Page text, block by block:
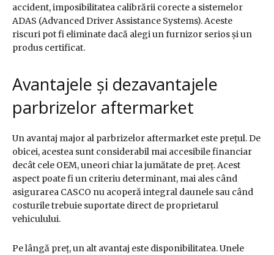
accident, imposibilitatea calibrării corecte a sistemelor
ADAS (Advanced Driver Assistance Systems). Aceste
riscuri pot fi eliminate dacă alegi un furnizor serios și un
produs certificat.
Avantajele și dezavantajele
parbrizelor aftermarket
Un avantaj major al parbrizelor aftermarket este prețul. De
obicei, acestea sunt considerabil mai accesibile financiar
decât cele OEM, uneori chiar la jumătate de preț. Acest
aspect poate fi un criteriu determinant, mai ales când
asigurarea CASCO nu acoperă integral daunele sau când
costurile trebuie suportate direct de proprietarul
vehiculului.
Pe lângă preț, un alt avantaj este disponibilitatea. Unele